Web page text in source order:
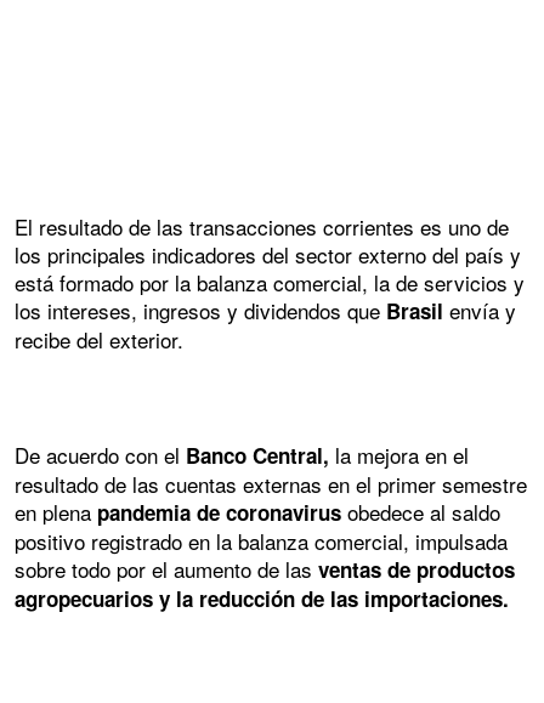
El resultado de las transacciones corrientes es uno de
los principales indicadores del sector externo del país y
está formado por la balanza comercial, la de servicios y
los intereses, ingresos y dividendos que Brasil envía y
recibe del exterior.
De acuerdo con el Banco Central, la mejora en el
resultado de las cuentas externas en el primer semestre
en plena pandemia de coronavirus obedece al saldo
positivo registrado en la balanza comercial, impulsada
sobre todo por el aumento de las ventas de productos
agropecuarios y la reducción de las importaciones.